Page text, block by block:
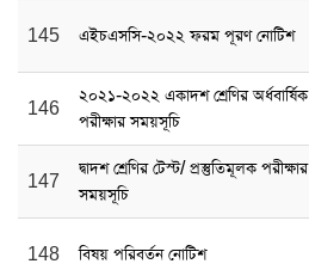
145 এইচএসসি-২০২২ ফরম পূরণ নোটিশ
146
২০২১-২০২২ একাদশ শ্রেণির অর্ধবার্ষিক
পরীক্ষার সময়সূচি
147
দ্বাদশ শ্রেণির টেস্ট/ প্রস্তুতিমূলক পরীক্ষার
সময়সূচি
148 বিষয় পরিবর্তন নোটিশ